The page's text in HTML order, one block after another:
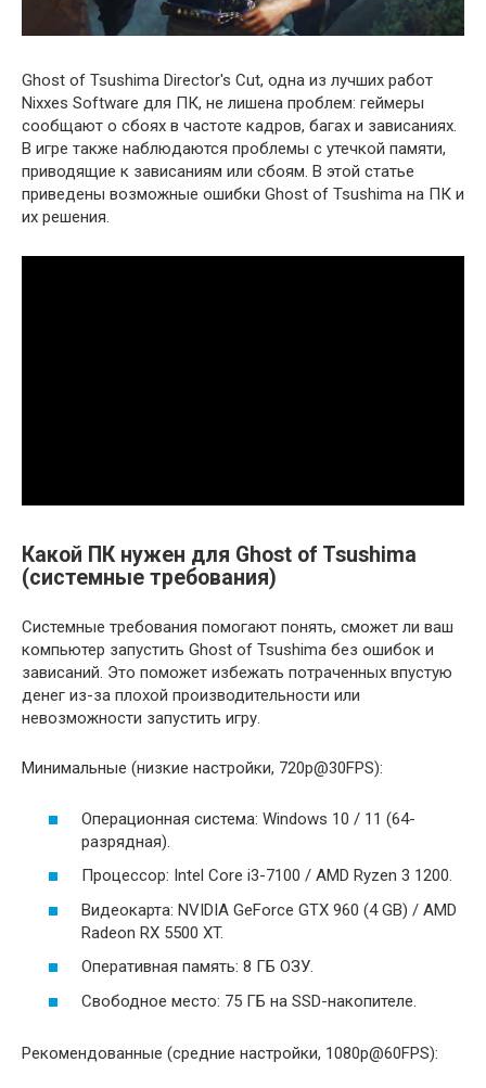
Ghost of Tsushima Director's Cut, одна из лучших работ
Nixxes Software для ПК, не лишена проблем: геймеры
сообщают о сбоях в частоте кадров, багах и зависаниях.
В игре также наблюдаются проблемы с утечкой памяти,
приводящие к зависаниям или сбоям. В этой статье
приведены возможные ошибки Ghost of Tsushima на ПК и
их решения.
Какой ПК нужен для Ghost of Tsushima
(системные требования)
Системные требования помогают понять, сможет ли ваш
компьютер запустить Ghost of Tsushima без ошибок и
зависаний. Это поможет избежать потраченных впустую
денег из-за плохой производительности или
невозможности запустить игру.
Минимальные (низкие настройки, 720p@30FPS):
Операционная система: Windows 10 / 11 (64-
разрядная).
Процессор: Intel Core i3-7100 / AMD Ryzen 3 1200.
Видеокарта: NVIDIA GeForce GTX 960 (4 GB) / AMD
Radeon RX 5500 XT.
Оперативная память: 8 ГБ ОЗУ.
Свободное место: 75 ГБ на SSD-накопителе.
Рекомендованные (средние настройки, 1080p@60FPS):